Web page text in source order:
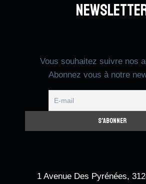
Vous souhaitez suivre nos
Abonnez vous à notre
1 Avenue Des Pyrénées,